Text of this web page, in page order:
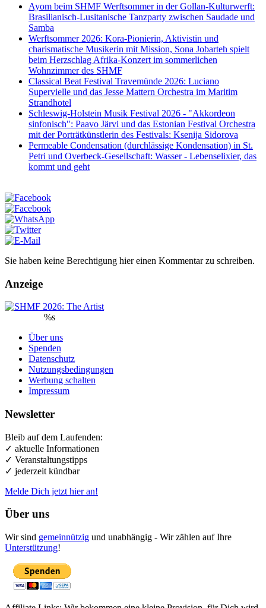
Ayom beim SHMF Werftsommer in der Gollan-Kulturwerft:
Brasilianisch-Lusitanische Tanzparty zwischen Saudade und
Samba
Werftsommer 2026: Kora-Pionierin, Aktivistin und
charismatische Musikerin mit Mission, Sona Jobarteh spielt
beim Herzschlag Afrika-Konzert im sommerlichen
Wohnzimmer des SHMF
Classical Beat Festival Travemünde 2026: Luciano
Supervielle und das Jesse Mattern Orchestra im Maritim
Strandhotel
Schleswig-Holstein Musik Festival 2026 - "Akkordeon
sinfonisch": Paavo Järvi und das Estonian Festival Orchestra
mit der Porträtkünstlerin des Festivals: Ksenija Sidorova
Permeable Condensation (durchlässige Kondensation) in St.
Petri und Overbeck-Gesellschaft: Wasser - Lebenselixier, das
kommt und geht
Sie haben keine Berechtigung hier einen Kommentar zu schreiben.
Anzeige
%s
Über uns
Spenden
Datenschutz
Nutzungsbedingungen
Werbung schalten
Impressum
Newsletter
Bleib auf dem Laufenden:
✓ aktuelle Informationen
✓ Veranstaltungstipps
✓ jederzeit kündbar
Melde Dich jetzt hier an!
Über uns
Wir sind gemeinnützig und unabhängig - Wir zählen auf Ihre
Unterstützung!